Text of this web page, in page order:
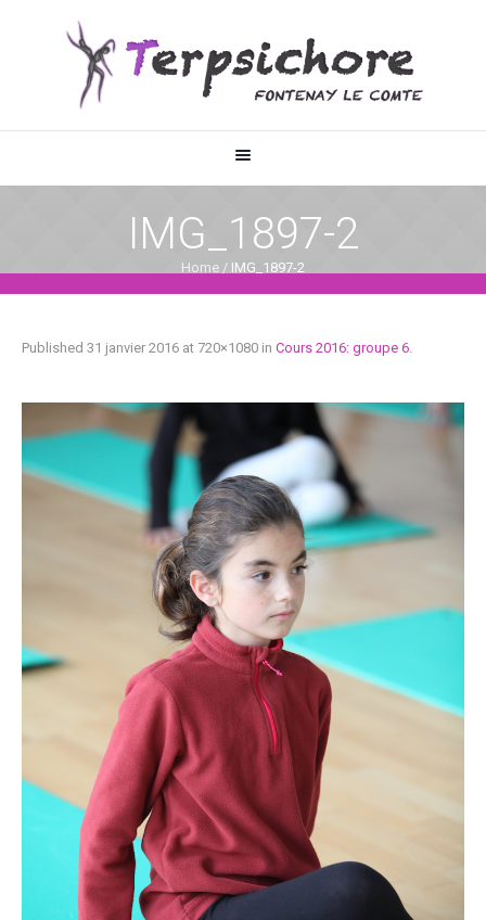
IMG_1897-2
Home / IMG_1897-2
Published 31 janvier 2016 at 720×1080 in Cours 2016: groupe 6.